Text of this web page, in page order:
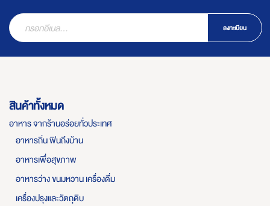
ลงทะเบียน
สินค้าทั้งหมด
อาหาร จากร้านอร่อยทั่วประเทศ
อาหารถิ่น ฟินถึงบ้าน
อาหารเพื่อสุขภาพ
อาหารว่าง ขนมหวาน เครื่องดื่ม
เครื่องปรุงและวัตถุดิบ